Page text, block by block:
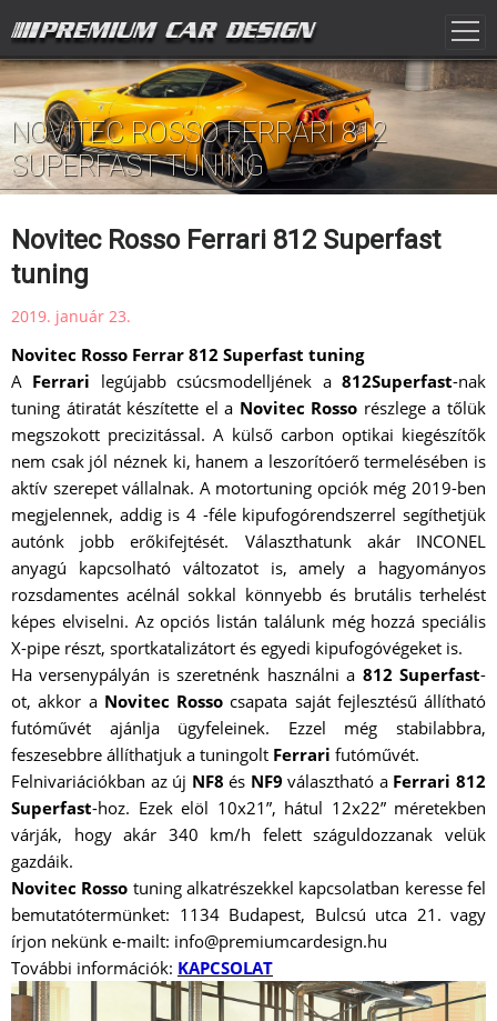
NOVITEC ROSSO FERRARI 812
SUPERFAST TUNING
Novitec Rosso Ferrari 812 Superfast
tuning
2019. január 23.
Novitec Rosso Ferrar 812 Superfast tuning
A Ferrari legújabb csúcsmodelljének a812Superfast-nak
tuning átiratát készítette el a Novitec Rosso részlege a tőlük
megszokott precizitással. A külső carbon optikai kiegészítők
nem csak jól néznek ki, hanem a leszorítóerő termelésében is
aktív szerepet vállalnak. A motortuning opciók még 2019-ben
megjelennek, addig is 4 -féle kipufogórendszerrel segíthetjük
autónk jobb erőkifejtését. Választhatunk akár INCONEL
anyagú kapcsolható változatot is, amely a hagyományos
rozsdamentes acélnál sokkal könnyebb és brutális terhelést
képes elviselni. Az opciós listán találunk még hozzá speciális
X-pipe részt, sportkatalizátort és egyedi kipufogóvégeket is.
Ha versenypályán is szeretnénk használni a 812 Superfast-
ot, akkor a Novitec Rosso csapata saját fejlesztésű állítható
futóművét ajánlja ügyfeleinek. Ezzel még stabilabbra,
feszesebbre állíthatjuk a tuningolt Ferrari futóművét.
Felnivariációkban az új NF8 és NF9 választható a Ferrari 812
Superfast-hoz. Ezek elöl 10x21”, hátul 12x22” méretekben
várják, hogy akár 340 km/h felett száguldozzanak velük
gazdáik.
Novitec Rosso tuning alkatrészekkel kapcsolatban keresse fel
bemutatótermünket: 1134 Budapest, Bulcsú utca 21. vagy
írjon nekünk e-mailt: info@premiumcardesign.hu
További információk: KAPCSOLAT